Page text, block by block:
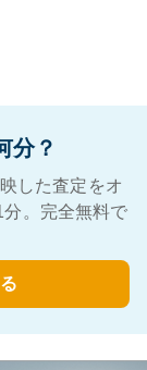
分？
した査定をオ
。完全無料で